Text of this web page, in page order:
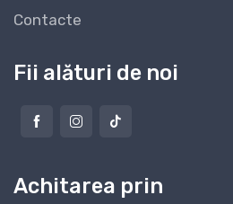
Contacte
Fii alături de noi
Achitarea prin